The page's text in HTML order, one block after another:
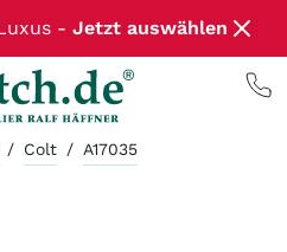
- Jetzt auswählen
/ Colt / A17035